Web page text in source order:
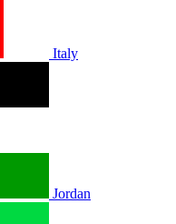
Italy
Jordan